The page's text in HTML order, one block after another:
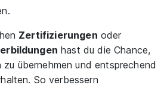
Zertifizierungen oder
hast du die Chance,
übernehmen und entsprechend
So verbessern